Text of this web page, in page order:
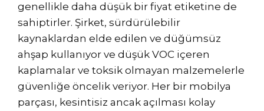
genellikle daha düşük bir fiyat etiketine de
sahiptirler. Şirket, sürdürülebilir
kaynaklardan elde edilen ve düğümsüz
ahşap kullanıyor ve düşük VOC içeren
kaplamalar ve toksik olmayan malzemelerle
güvenliğe öncelik veriyor. Her bir mobilya
parçası, kesintisiz ancak açılması kolay